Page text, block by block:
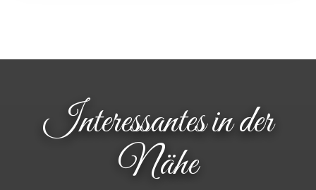
Interessantes in der
Nähe